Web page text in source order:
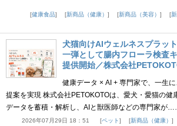
健康食品
新商品（健康） 新商品（美容）
犬猫向けAIウェルネスプラッ
一弾として腸内フローラ検査
提供開始／株式会社
健康データ × AI + 専門家で、一生
提案を実現 株式会社PETOKOTOは、愛犬・愛猫の健
データを蓄積・解析し、AIと獣医師などの専門家が
2026年07月29日 18：51 ペット 新商品（健康）